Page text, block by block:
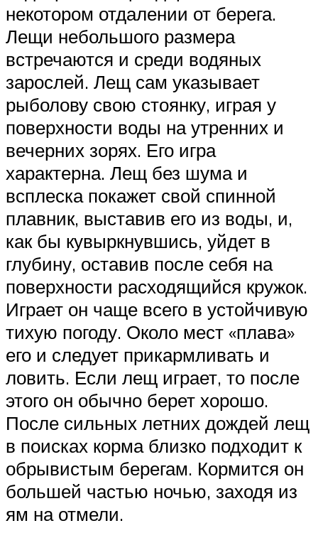
некотором отдалении от берега.
Лещи небольшого размера
встречаются и среди водяных
зарослей. Лещ сам указывает
рыболову свою стоянку, играя у
поверхности воды на утренних и
вечерних зорях. Его игра
характерна. Лещ без шума и
всплеска покажет свой спинной
плавник, выставив его из воды, и,
как бы кувыркнувшись, уйдет в
глубину, оставив после себя на
поверхности расходящийся кружок.
Играет он чаще всего в устойчивую
тихую погоду. Около мест «плава»
его и следует прикармливать и
ловить. Если лещ играет, то после
этого он обычно берет хорошо.
После сильных летних дождей лещ
в поисках корма близко подходит к
обрывистым берегам. Кормится он
большей частью ночью, заходя из
ям на отмели.